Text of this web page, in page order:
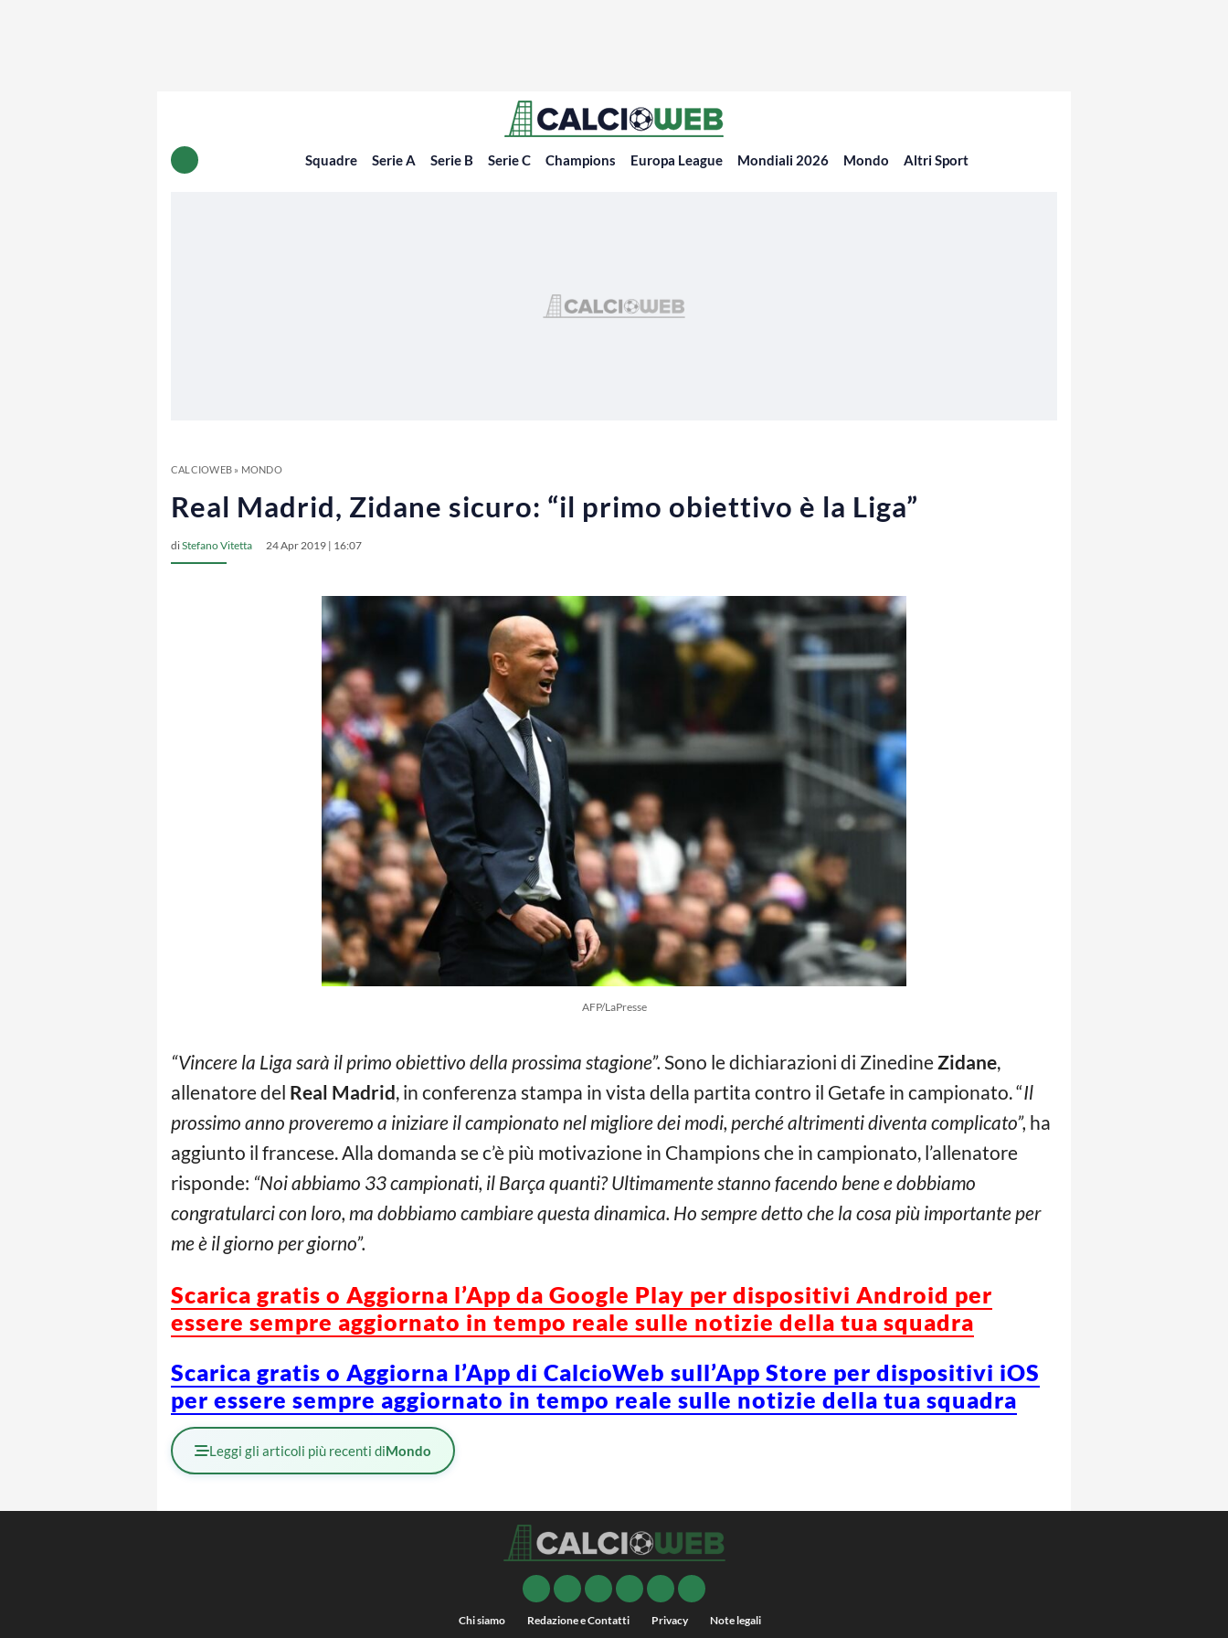
Squadre Serie A Serie B Serie C Champions Europa League Mondiali 2026 Mondo Altri Sport
CALCIOWEB» MONDO
Real Madrid, Zidane sicuro: “il primo obiettivo è la Liga”
diStefano Vitetta 24 Apr 2019 | 16:07
AFP/LaPresse
“Vincere la Liga sarà il primo obiettivo della prossima stagione”. Sono le dichiarazioni di ZinedineZidane,
allenatore del Real Madrid, in conferenza stampa in vista della partita contro il Getafe in campionato. “Il
prossimo anno proveremo a iniziare il campionato nel migliore dei modi, perché altrimenti diventa complicato”, ha
aggiunto il francese. Alla domanda se c’è più motivazione in Champions che in campionato, l’allenatore
risponde: “Noi abbiamo 33 campionati, il Barça quanti? Ultimamente stanno facendo bene e dobbiamo
congratularci con loro, ma dobbiamo cambiare questa dinamica. Ho sempre detto che la cosa più importante per
me è il giorno per giorno”.
Scarica gratis o Aggiorna l’App da Google Play per dispositivi Android per
essere sempre aggiornato in tempo reale sulle notizie della tua squadra
Scarica gratis o Aggiorna l’App di CalcioWeb sull’App Store per dispositivi iOS
per essere sempre aggiornato in tempo reale sulle notizie della tua squadra
Leggi gli articoli più recenti diMondo
Chi siamo Redazione e Contatti Privacy Note legali